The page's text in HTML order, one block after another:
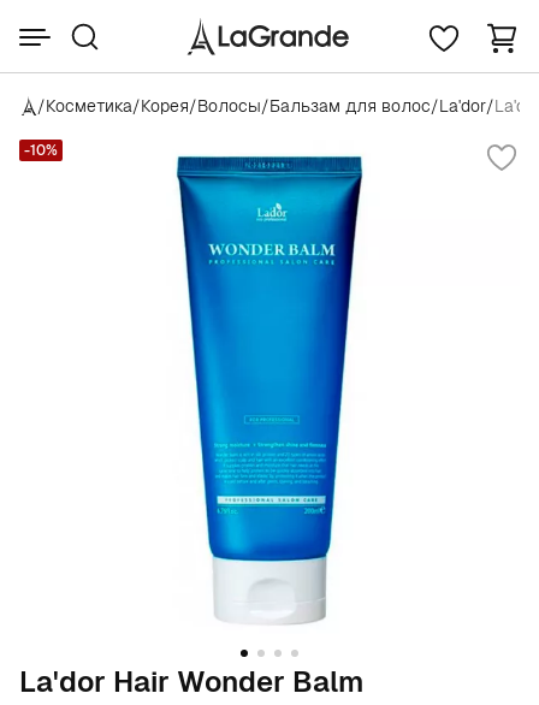
/Косметика/Корея/Волосы/Бальзам для волос/La'dor/
-10%
La'dor Hair Wonder Balm